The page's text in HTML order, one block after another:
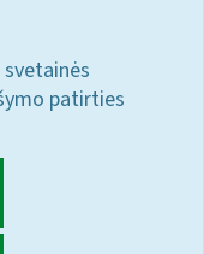
patirties